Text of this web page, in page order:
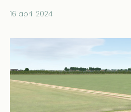
16 april 2024